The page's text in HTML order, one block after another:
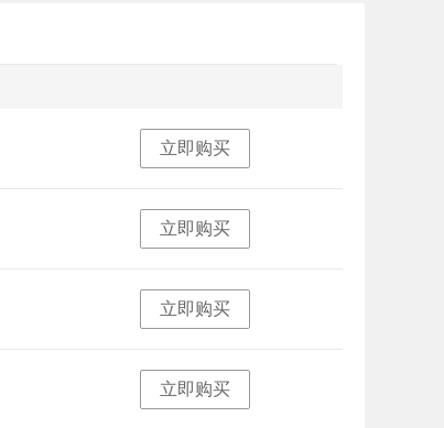
立即购买
立即购买
立即购买
立即购买